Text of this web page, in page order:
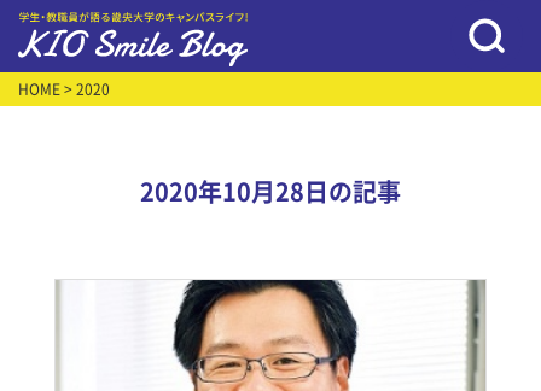
HOME > 2020
2020年10月28日の記事